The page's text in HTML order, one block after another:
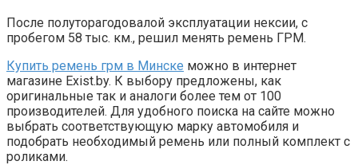
После полуторагодовалой эксплуатации нексии, с
пробегом 58 тыс. км., решил менять ремень ГРМ.
Купить ремень грм в Минске можно в интернет
магазине Exist.by. К выбору предложены, как
оригинальные так и аналоги более тем от 100
производителей. Для удобного поиска на сайте можно
выбрать соответствующую марку автомобиля и
подобрать необходимый ремень или полный комплект с
роликами.